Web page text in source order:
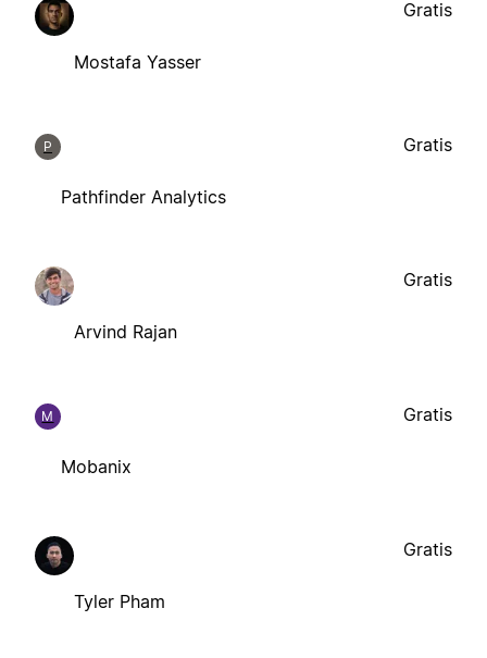
Mostafa Yasser
Gratis
P
Pathfinder Analytics
Gratis
Arvind Rajan
Gratis
M
Mobanix
Gratis
Tyler Pham
Gratis